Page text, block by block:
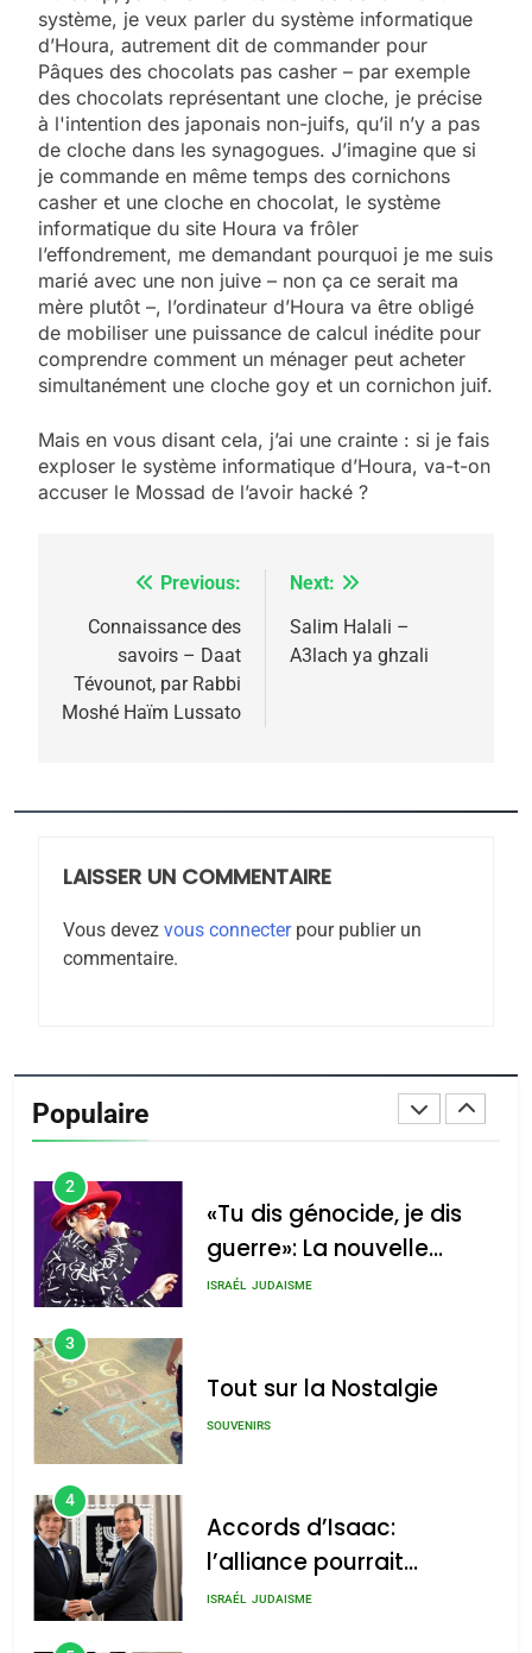
système, je veux parler du système informatique
d’Houra, autrement dit de commander pour
Pâques des chocolats pas casher – par exemple
des chocolats représentant une cloche, je précise
à l'intention des japonais non-juifs, qu’il n’y a pas
de cloche dans les synagogues. J’imagine que si
je commande en même temps des cornichons
casher et une cloche en chocolat, le système
informatique du site Houra va frôler
l’effondrement, me demandant pourquoi je me suis
marié avec une non juive – non ça ce serait ma
mère plutôt –, l’ordinateur d’Houra va être obligé
de mobiliser une puissance de calcul inédite pour
comprendre comment un ménager peut acheter
simultanément une cloche goy et un cornichon juif.
Mais en vous disant cela, j’ai une crainte : si je fais
exploser le système informatique d’Houra, va-t-on
accuser le Mossad de l’avoir hacké ?
Navigation
de
l’article
Previous:
Connaissance des
savoirs – Daat
Tévounot, par Rabbi
Moshé Haïm Lussato
Next:
Salim Halali –
A3lach ya ghzali
LAISSER UN COMMENTAIRE
Vous devez vous connecterpour publier un
commentaire.
Populaire
2025, l’année la plus
meurtrière selon le
rapport d’ADL contre
FRANCE ISRAÉL
FIÈRE, DIGNE ET RÉSILIENTE :
POURQUOI JE REVENDIQUE
MA JUDAÏTE par Thérèse
Zrihen-Dvir
ISRAÉL JUDAISME
7
JUDAISME
8
Tafraout, le miel de Tadla
2
«Tu dis génocide, je dis
guerre»: La nouvelle
chanson de Boy George
ISRAÉL JUDAISME
3
Tout sur la Nostalgie
SOUVENIRS
4
Accords d’Isaac:
l’alliance pourrait
s’étendre à 13 pays
ISRAÉL JUDAISME